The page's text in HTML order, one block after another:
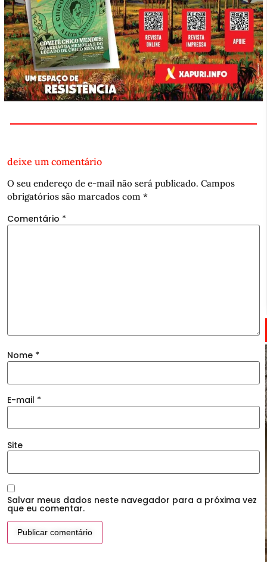
deixe um comentário
O seu endereço de e-mail não será publicado. Campos
obrigatórios são marcados com *
Comentário *
Nome *
E-mail *
Site
Salvar meus dados neste navegador para a próxima vez
que eu comentar.